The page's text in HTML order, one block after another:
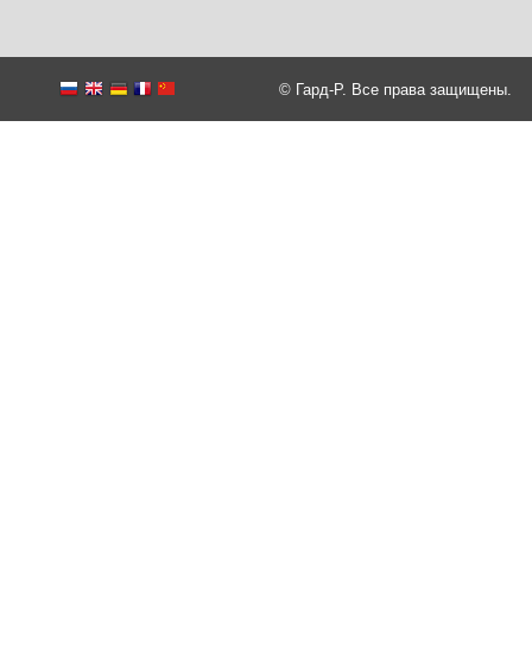
© Гард-Р. Все права защищены.